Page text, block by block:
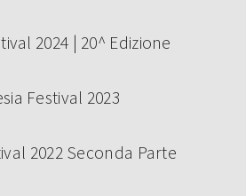
2024 | 20^ Edizione
Festival 2023
2022 Seconda Parte